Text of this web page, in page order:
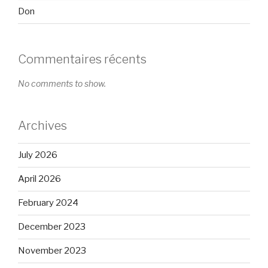
Don
Commentaires récents
No comments to show.
Archives
July 2026
April 2026
February 2024
December 2023
November 2023